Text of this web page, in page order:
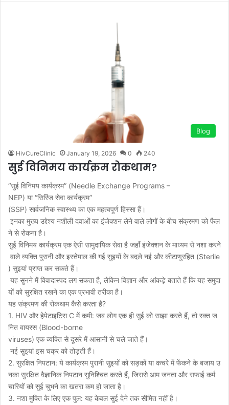
Blog
HivCureClinic January 19, 2026 0 240
सुई विनिमय कार्यक्रम रोकथाम?
“सुई विनिमय कार्यक्रम” (Needle Exchange Programs –
NEP) या “सिरिंज सेवा कार्यक्रम”
(SSP) सार्वजनिक स्वास्थ्य का एक महत्वपूर्ण हिस्सा हैं।
इनका मुख्य उद्देश्य नशीली दवाओं का इंजेक्शन लेने वाले लोगों के बीच संक्रमण को फैल
ने से रोकना है।
सुई विनिमय कार्यक्रम एक ऐसी सामुदायिक सेवा है जहाँ इंजेक्शन के माध्यम से नशा करने
वाले व्यक्ति पुरानी और इस्तेमाल की गई सुइयों के बदले नई और कीटाणुरहित (Sterile
) सुइयां प्राप्त कर सकते हैं।
यह सुनने में विवादास्पद लग सकता है, लेकिन विज्ञान और आंकड़े बताते हैं कि यह समुदा
यों को सुरक्षित रखने का एक प्रभावी तरीका है।
यह संक्रमण की रोकथाम कैसे करता है?
1. HIV और हेपेटाइटिस C में कमी: जब लोग एक ही सुई को साझा करते हैं, तो रक्त ज
नित वायरस (Blood-borne
viruses) एक व्यक्ति से दूसरे में आसानी से चले जाते हैं।
नई सुइयां इस चक्र को तोड़ती हैं।
2. सुरक्षित निपटान: ये कार्यक्रम पुरानी सुइयों को सड़कों या कचरे में फेंकने के बजाय उ
नका सुरक्षित वैज्ञानिक निपटान सुनिश्चित करते हैं, जिससे आम जनता और सफाई कर्म
चारियों को सुई चुभने का खतरा कम हो जाता है।
3. नशा मुक्ति के लिए एक पुल: यह केवल सुई देने तक सीमित नहीं है।